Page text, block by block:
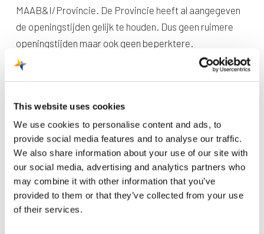
This website uses cookies
We use cookies to personalise content and ads, to
provide social media features and to analyse our traffic.
We also share information about your use of our site with
our social media, advertising and analytics partners who
may combine it with other information that you’ve
provided to them or that they’ve collected from your use
of their services.
MAAB&I/Provincie. De Provincie heeft al aangegeven
de openingstijden gelijk te houden. Dus geen ruimere
openingstijden maar ook geen beperktere.
gelijk speelveld. ‘Wij zijn niet tegen vliegtax. Vliegen
hoeft wat ons betreft ook niet zo goedkoop te zijn. Maar
als de vliegtax alleen in Nederland wordt ingevoerd,
verplaats je het probleem weer over de grens. Je
ontmoedigt er geen vliegverkeer mee, je verplaatst het.
Net zo slecht voor het milieu.